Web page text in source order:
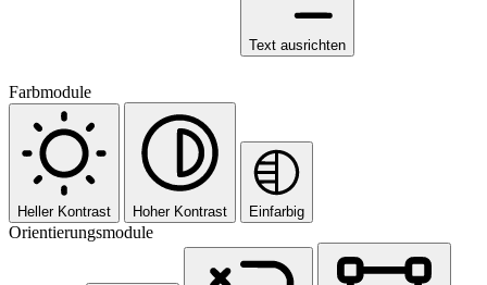
Text ausrichten
Farbmodule
Heller Kontrast Hoher Kontrast Einfarbig
Orientierungsmodule